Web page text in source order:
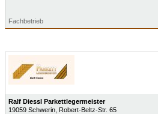
Fachbetrieb
Ralf Diessl Parkettlegermeister
19059 Schwerin, Robert-Beltz-Str. 65